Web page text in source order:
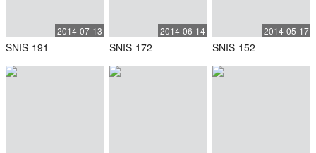
2014-07-13
SNIS-191
2014-06-14
SNIS-172
2014-05-17
SNIS-152